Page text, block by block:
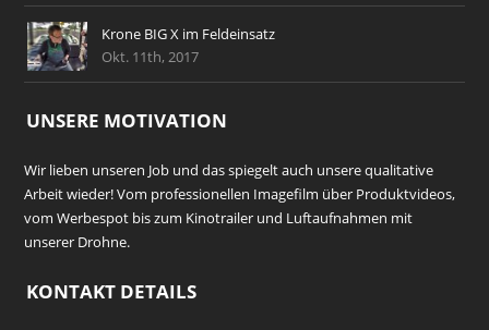
Krone BIG X im Feldeinsatz
Okt. 11th, 2017
UNSERE MOTIVATION
Wir lieben unseren Job und das spiegelt auch unsere qualitative
Arbeit wieder! Vom professionellen Imagefilm über Produktvideos,
vom Werbespot bis zum Kinotrailer und Luftaufnahmen mit
unserer Drohne.
KONTAKT DETAILS